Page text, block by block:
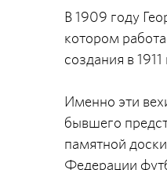
В 1909 году
котором
создания в
Именно эти
бывшего
памятной
Федерации